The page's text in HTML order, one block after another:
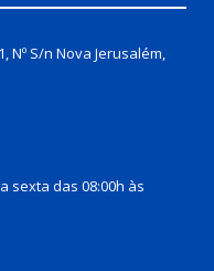
Nº S/n Nova Jerusalém,
sexta das 08:00h às